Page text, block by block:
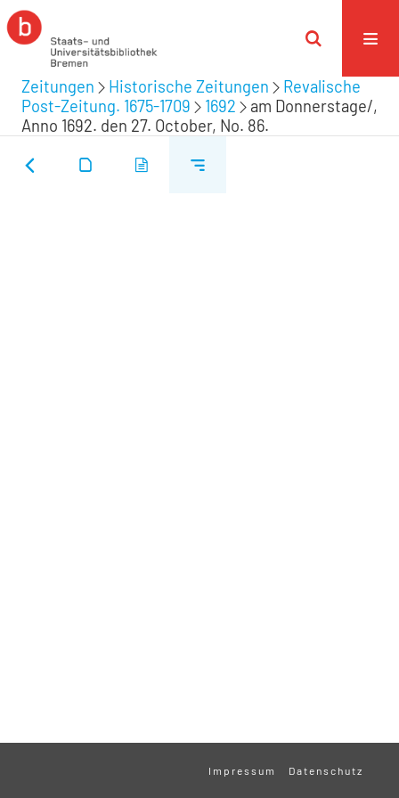
Zeitungen Historische Zeitungen
Revalische
Post-Zeitung. 1675-1709
1692
am Donnerstage/,
Anno 1692. den 27. October, No. 86.
Impressum Datenschutz